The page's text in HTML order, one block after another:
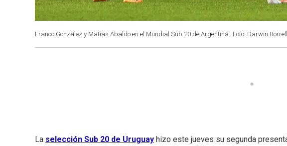
Franco González y Matías Abaldo en el Mundial Sub 20 de Argentina. Foto: Darwin
La selección Sub 20 de Uruguay hizo este jueves su segunda